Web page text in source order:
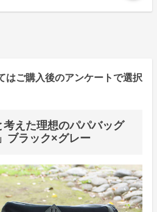
はご購入後のアンケートで選択
えた理想のパパバッグ
ブラック×グレー